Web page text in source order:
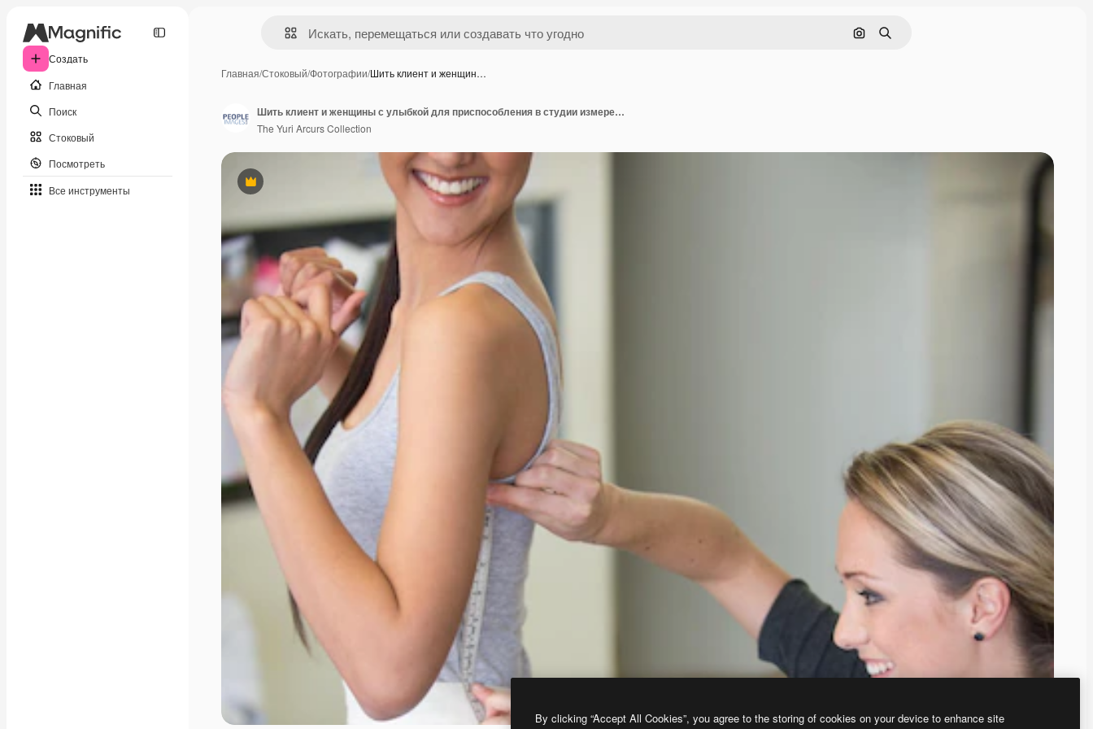
Создать
Главная
Поиск
Стоковый
Посмотреть
Все инструменты
Поиск по изображению
Поиск
Главная/Стоковый/Фотографии/Шить клиент и женщин…
Премиум
Шить клиент и женщины с улыбкой для приспособления в студии измерения и дизайна для юбки в малом бизнесе шитье моды и мастерской с тканью для одежды творчество и счастливый клиент
The Yuri Arcurs Collection
By clicking “Accept All Cookies”, you agree to the storing of cookies on your device to enhance site